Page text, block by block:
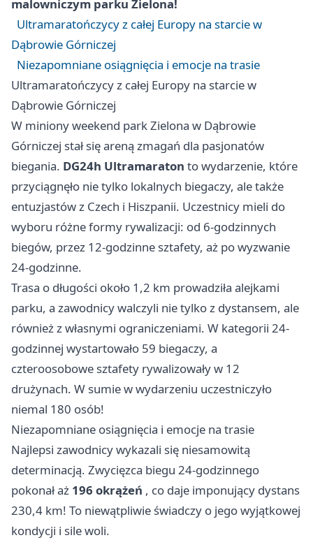
malowniczym parku Zielona!
Ultramaratończycy z całej Europy na starcie w
Dąbrowie Górniczej
Niezapomniane osiągnięcia i emocje na trasie
Ultramaratończycy z całej Europy na starcie w
Dąbrowie Górniczej
W miniony weekend park Zielona w Dąbrowie
Górniczej stał się areną zmagań dla pasjonatów
biegania. DG24h Ultramaraton to wydarzenie, które
przyciągnęło nie tylko lokalnych biegaczy, ale także
entuzjastów z Czech i Hiszpanii. Uczestnicy mieli do
wyboru różne formy rywalizacji: od 6-godzinnych
biegów, przez 12-godzinne sztafety, aż po wyzwanie
24-godzinne.
Trasa o długości około 1,2 km prowadziła alejkami
parku, a zawodnicy walczyli nie tylko z dystansem, ale
również z własnymi ograniczeniami. W kategorii 24-
godzinnej wystartowało 59 biegaczy, a
czteroosobowe sztafety rywalizowały w 12
drużynach. W sumie w wydarzeniu uczestniczyło
niemal 180 osób!
Niezapomniane osiągnięcia i emocje na trasie
Najlepsi zawodnicy wykazali się niesamowitą
determinacją. Zwycięzca biegu 24-godzinnego
pokonał aż 196 okrążeń , co daje imponujący dystans
230,4 km! To niewątpliwie świadczy o jego wyjątkowej
kondycji i sile woli.